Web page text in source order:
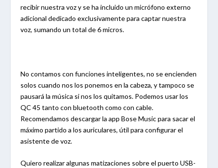
recibir nuestra voz y se ha incluido un micrófono externo
adicional dedicado exclusivamente para captar nuestra
voz, sumando un total de 6 micros.
No contamos con funciones inteligentes, no se encienden
solos cuando nos los ponemos en la cabeza, y tampoco se
pausará la música si nos los quitamos. Podemos usar los
QC 45 tanto con bluetooth como con cable.
Recomendamos descargar la app Bose Music para sacar el
máximo partido a los auriculares, útil para configurar el
asistente de voz.
Quiero realizar algunas matizaciones sobre el puerto USB-